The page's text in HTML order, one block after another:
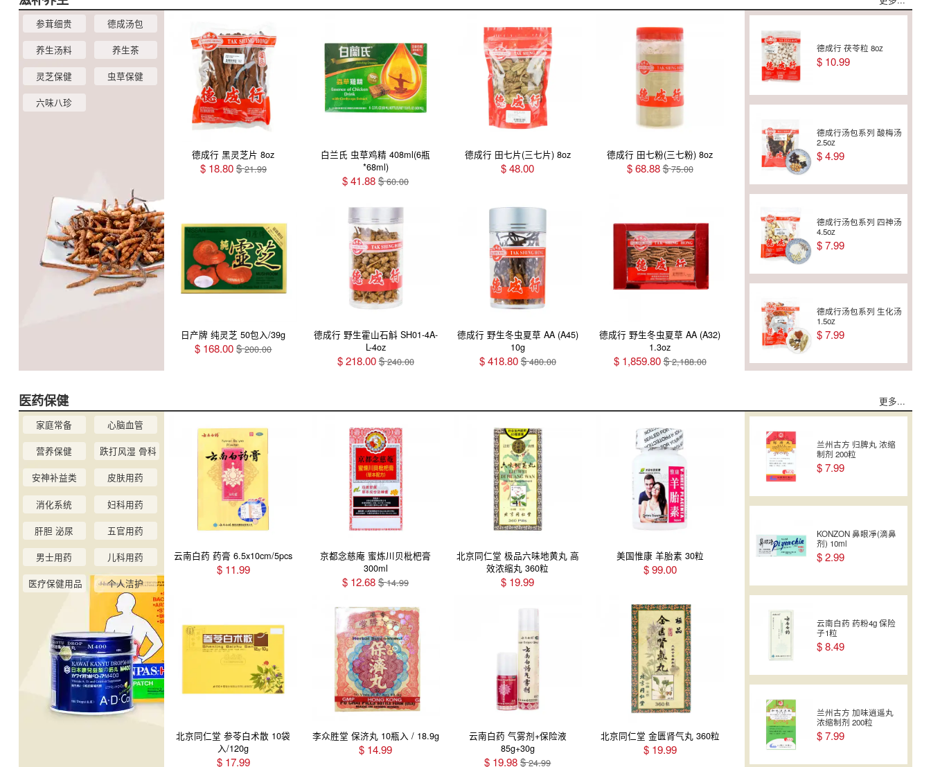
旗参 PTS80-AAA
8oz(227g)
德成行 美国西洋参/花
旗参 PS120-AAAA
8oz(227g)
$115.88
德成行 美国西洋参/花
旗参(袋装+礼盒)
PTS180-AA 8oz(227g)
$ 75.00
2oz(56.75g)
4oz(113.50g)
2oz(56.75g)
8oz(227g)
8oz(227g)
金燕窝 无糖燕窝饮
240ml
$7.88
金燕窝 冰糖燕窝 240ml
$7.88
参茸细贵
德成汤包
养生汤料 养生茶
灵芝保健 虫草保健
六味八珍
德成行 黑灵芝片 8oz
$ 18.80$21.99
白兰氏 虫草鸡精 408ml(6瓶
*68ml)
$41.88$60.00
德成行 田七片(三七片) 8oz
$48.00
德成行 田七粉(三七粉) 8oz
$68.88$75.00
日产牌 纯灵芝 50包入/39g
$ 168.00 $200.00
德成行 野生霍山石斛 SH01-4A-
L-4oz
$218.00$240.00
德成行 野生冬虫夏草 AA (A45)
10g
$418.80$480.00
德成行 野生冬虫夏草 AA (A32)
1.3oz
$ 1,859.80$2,188.00
德成行 茯苓粒 8oz
$ 10.99
德成行汤包系列 酸梅汤
2.5oz
$4.99
德成行汤包系列 四神汤
4.5oz
$7.99
德成行汤包系列 生化汤
1.5oz
$7.99
德成行汤包系列 四物汤
1.5oz
14oz
SUPER-14oz
(#60085037)
医药保健
更多...
家庭常备
心脑血管
营养保健 跌打风湿 骨科
安神补益类 皮肤用药
消化系统 妇科用药
肝胆 泌尿 五官用药
男士用药 儿科用药
医疗保健用品 个人洁护
云南白药 药膏 6.5x10cm/5pcs
$ 11.99
京都念慈庵 蜜炼川贝枇杷膏
300ml
$ 12.68$14.99
北京同仁堂 极品六味地黄丸 高
效浓缩丸 360粒
$ 19.99
美国惟康 羊胎素 30粒
$99.00
北京同仁堂 参苓白术散 10袋
入/120g
$ 17.99
李众胜堂 保济丸 10瓶入 / 18.9g
$ 14.99
云南白药 气雾剂+保险液
85g+30g
$ 19.98 $24.99
北京同仁堂 金匮肾气丸 360粒
$ 19.99
兰州古方 归脾丸 浓缩
制剂 200粒
$7.99
KONZON 鼻眼凈(滴鼻
剂) 10ml
$2.99
云南白药 药粉4g 保险
子1粒
$8.49
兰州古方 加味逍遥丸
浓缩制剂 200粒
$7.99